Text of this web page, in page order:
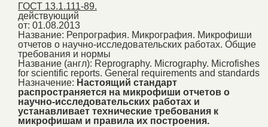
ГОСТ 13.1.111-89.
действующий
от: 01.08.2013
Название: Репрография. Микрография. Микрофиши
отчетов о научно-исследовательских работах. Общие
требования и нормы
Название (англ): Reprography. Micrography. Microfishes
for scientific reports. General requirements and standards
Назначение: Настоящий стандарт
распространяется на микрофиши отчетов о
научно-исследовательских работах и
устанавливает технические требования к
микрофишам и правила их построения.